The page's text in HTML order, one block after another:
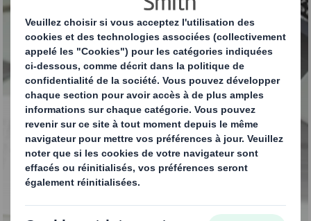
Nos équipements